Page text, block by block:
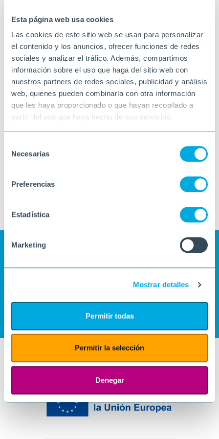
Esta página web usa cookies
Las cookies de este sitio web se usan para personalizar
el contenido y los anuncios, ofrecer funciones de redes
sociales y analizar el tráfico. Además, compartimos
información sobre el uso que haga del sitio web con
nuestros partners de redes sociales, publicidad y análisis
web, quienes pueden combinarla con otra información
que les haya proporcionado o que hayan recopilado a
partir del uso que haya hecho de sus servicios.
Necesarias
Preferencias
Estadística
Marketing
Mostrar detalles
Permitir todas
Permitir la selección
Denegar